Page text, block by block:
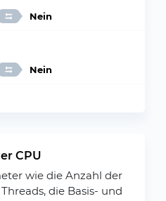
Nein
Nein
CPU
wie die Anzahl der
die Basis- und